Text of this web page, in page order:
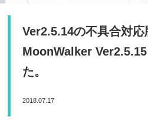
Ver2.5.14の不具合対応
MoonWalker
た。
2018.07.17